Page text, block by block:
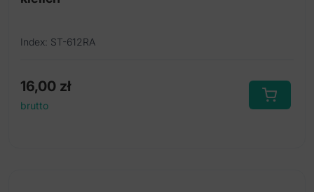
Index: ST-612RA
16,00 zł
brutto